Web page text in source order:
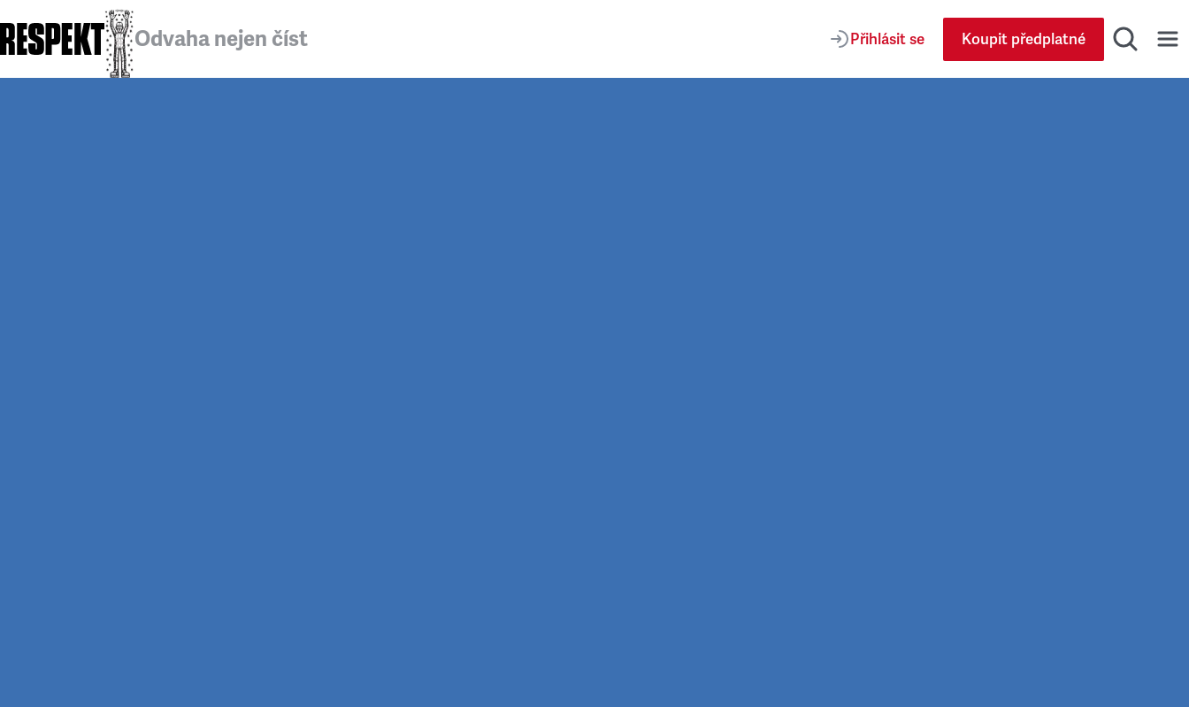
Odvaha nejen číst Přihlásit se Koupit předplatné